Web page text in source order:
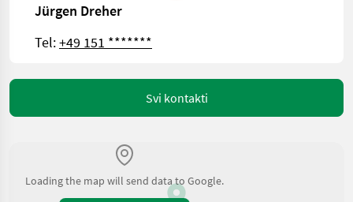
Jürgen Dreher
Tel:+49 151 *******
Svi kontakti
Loading the map will send data to Google.